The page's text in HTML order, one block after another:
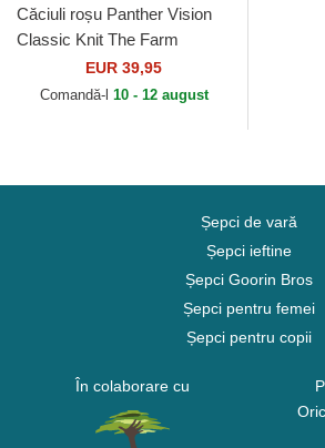
Căciuli roșu Panther Vision
Classic Knit The Farm
Goorin Bros.EUR 39,95
Comandă-l 10 - 12 august
Șepci de vară
Șepci ieftine
Șepci Goorin Bros
Șepci pentru femei
Șepci pentru copii
În colaborare cu